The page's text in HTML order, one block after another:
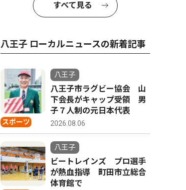
公共施設に募金箱
すべて見る
八王子 ローカルニュースの新着記事
スポーツ
八王子
八王子市ラグビー協会 山
下会長がキャップ受領 男
子７人制の元日本代表
2026.08.06
八王子
ビートレインズ プロ選手
が熱血指導 町田市立総合
体育館で